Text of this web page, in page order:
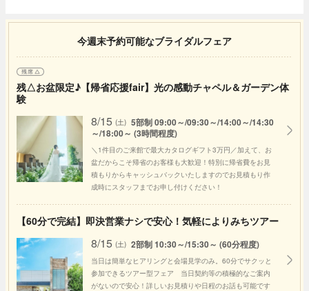
今週末予約可能なブライダルフェア
残△お盆限定♪【帰省応援fair】光の感動チャペル＆ガーデン体
験
8/15 (土) 5部制 09:00～/09:30～/14:00～/14:30
～/18:00～ (3時間程度)
＼1件目のご来館で最大カタログギフト3万円／加えて、お
盆だからこそ帰省のお客様も大歓迎！特別に帰省費をお見
積もりからキャッシュバックいたしますのでお見積もり作
成時にスタッフまでお申し付けください！
【60分で完結】即決営業ナシで安心！気軽によりみちツアー
8/15 (土) 2部制 10:30～/15:30～ (60分程度)
当日は簡単なヒアリングと会場見学のみ。60分でサクッと
参加できるツアー型フェア 当日契約等の積極的なご案内
がないので安心！詳しいお見積りや日程のお話も可能です